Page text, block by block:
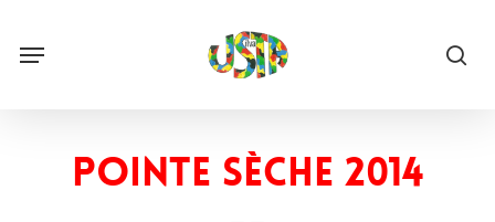
main
content
Menu
Pointe sèche 2014